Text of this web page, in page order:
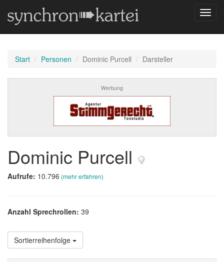
Start Personen Dominic Purcell Darsteller
Werbung
Dominic Purcell
Aufrufe: 10.796 (mehr erfahren)
Anzahl Sprechrollen: 39
Sortierreihenfolge